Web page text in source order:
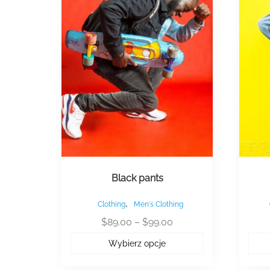
Black pants
Clothing, Men's Clothing
$89.00 – $99.00
Wybierz opcje
wariantów.
Opcje
można
wybrać
stronie
produktu
Opcje